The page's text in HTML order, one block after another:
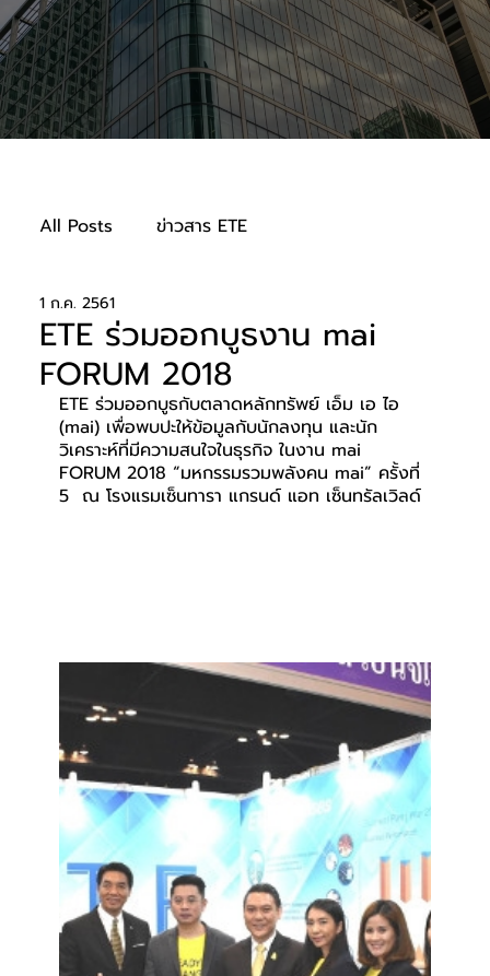
All Posts ข่าวสาร ETE
ความรับผิดชอบต่อสังคม
ETE ร่วมออกบูธงาน mai
FORUM 2018
1 ก.ค. 2561
ETE ร่วมออกบูธกับตลาดหลักทรัพย์ เอ็ม เอ ไอ
(mai) เพื่อพบปะให้ข้อมูลกับนักลงทุน และนัก
วิเคราะห์ที่มีความสนใจในธุรกิจ ในงาน mai
FORUM 2018 “มหกรรมรวมพลังคน mai” ครั้งที่
5  ณ โรงแรมเซ็นทารา แกรนด์ แอท เซ็นทรัลเวิลด์